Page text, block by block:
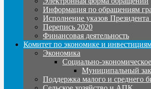
Информация по обращениям
Исполнение указов
Перепись 2020
Финансовая деятельность
Комитет по экономике и
Экономика
Социально-
Муниципальный
Поддержка малого и среднего